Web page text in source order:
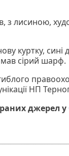
з лисиною,
куртку,
сірий шарф.
НП
джерел у